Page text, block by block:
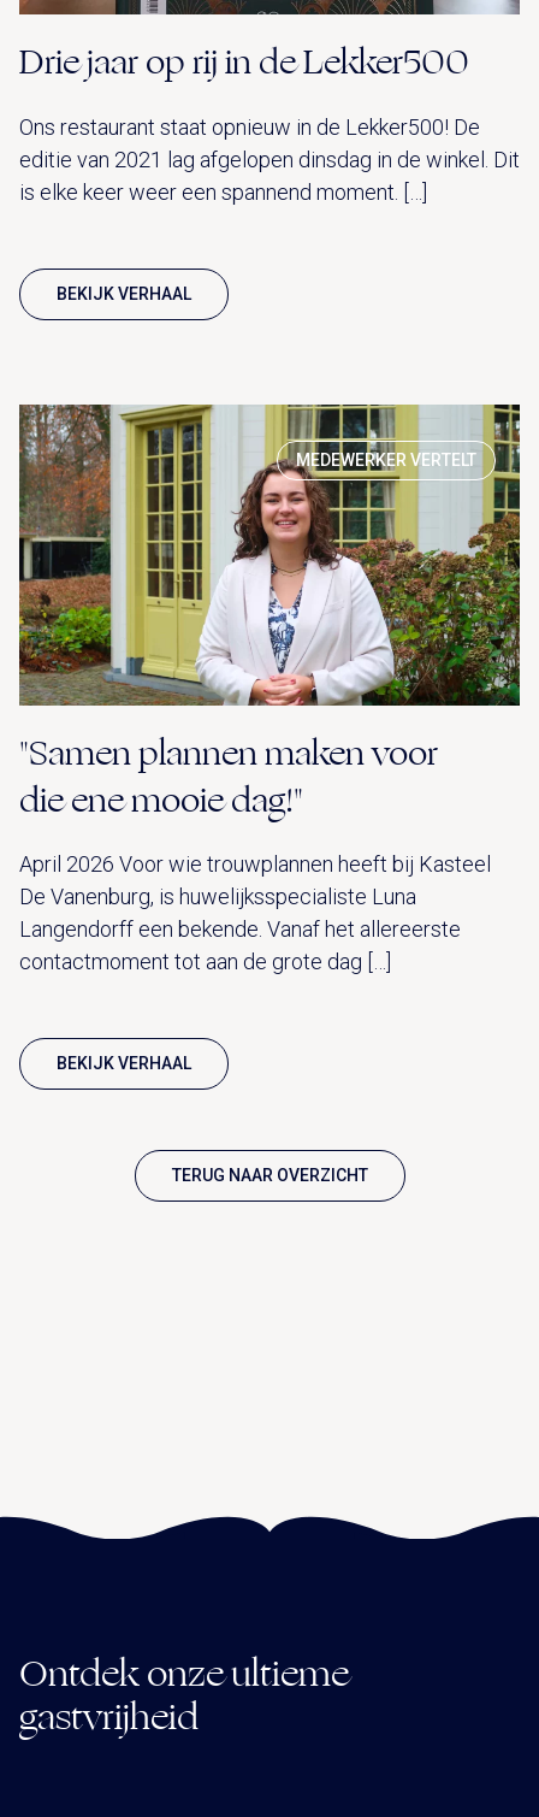
Drie jaar op rij in de Lekker500
Ons restaurant staat opnieuw in de Lekker500! De
editie van 2021 lag afgelopen dinsdag in de winkel. Dit
is elke keer weer een spannend moment. […]
BEKIJK VERHAAL
MEDEWERKER VERTELT
"Samen plannen maken voor
die ene mooie dag!"
April 2026 Voor wie trouwplannen heeft bij Kasteel
De Vanenburg, is huwelijksspecialiste Luna
Langendorff een bekende. Vanaf het allereerste
contactmoment tot aan de grote dag […]
BEKIJK VERHAAL
TERUG NAAR OVERZICHT
Ontdek onze ultieme
gastvrijheid